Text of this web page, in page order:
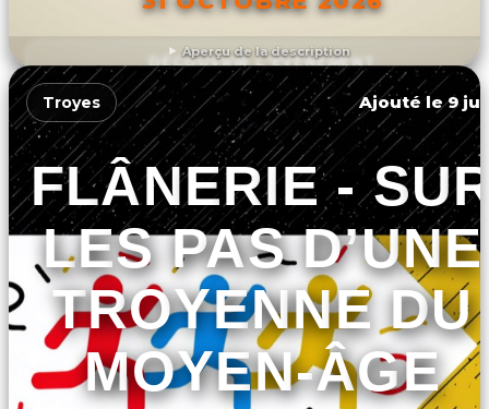
Aperçu de la description
DÉCOUVRIR L'ÉVÉNEMENT
Troyes Ajouté le 9
FLÂNERIE -
LES PAS D’UNE
TROYENNE DU
MOYEN-ÂGE